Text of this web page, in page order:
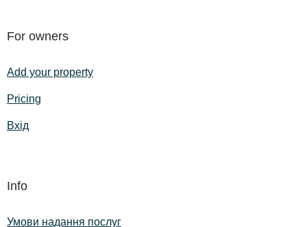
For owners
Add your property
Pricing
Вхід
Info
Умови надання послуг